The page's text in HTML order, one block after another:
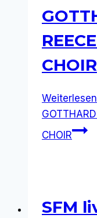
CHOIR
Weiterlesen
CHOIR
SFM